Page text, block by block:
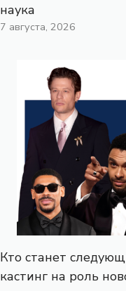
наука
7 августа, 2026
Кто станет
кастинг на роль